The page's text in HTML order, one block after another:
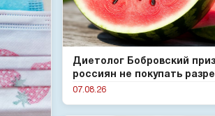
Диетолог Бобровский
россиян не покупать
07.08.26